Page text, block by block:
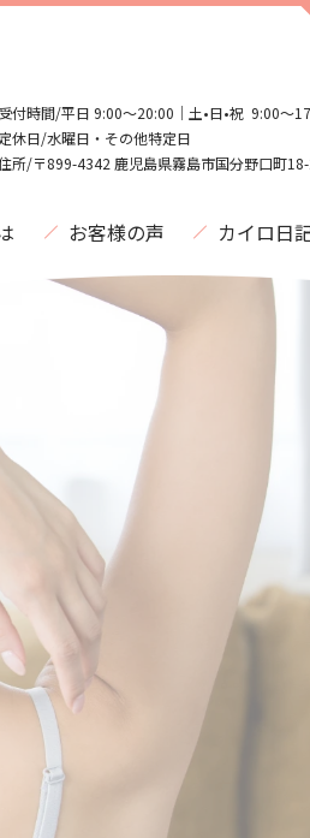
付時間/平日 9:00〜20:00｜土•日•祝 9:00〜
休日/水曜日・その他特定日
所/〒899-4342 鹿児島県霧島市国分野口町
お客様の声 カイロ日